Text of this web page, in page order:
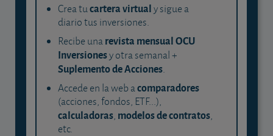
Crea tucartera virtualy sigue a
diario tus inversiones.
Recibe unarevista mensual OCU
Inversionesy otra semanal +
Suplemento de Acciones.
Accede en la web acomparadores
(acciones, fondos, ETF...),
calculadoras, modelos de contratos,
etc.